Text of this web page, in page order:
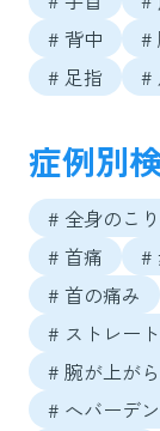
# 背中
#
# 足指
#
症例別
# 全身のこり
# 首痛
#
# 首の痛み
# ストレー
# 腕が上が
# へバーデ